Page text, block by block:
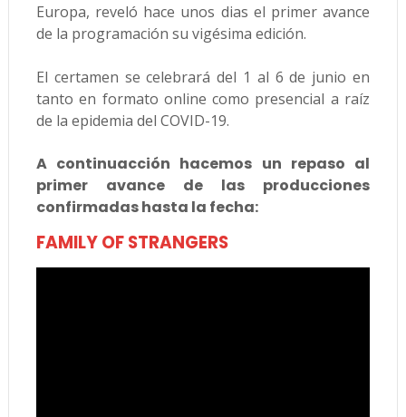
Europa, reveló hace unos dias el primer avance
de la programación su vigésima edición.
El certamen se celebrará del 1 al 6 de junio en
tanto en formato online como presencial a raíz
de la epidemia del COVID-19.
A continuacción hacemos un repaso al
primer avance de las producciones
confirmadas hasta la fecha:
FAMILY OF STRANGERS